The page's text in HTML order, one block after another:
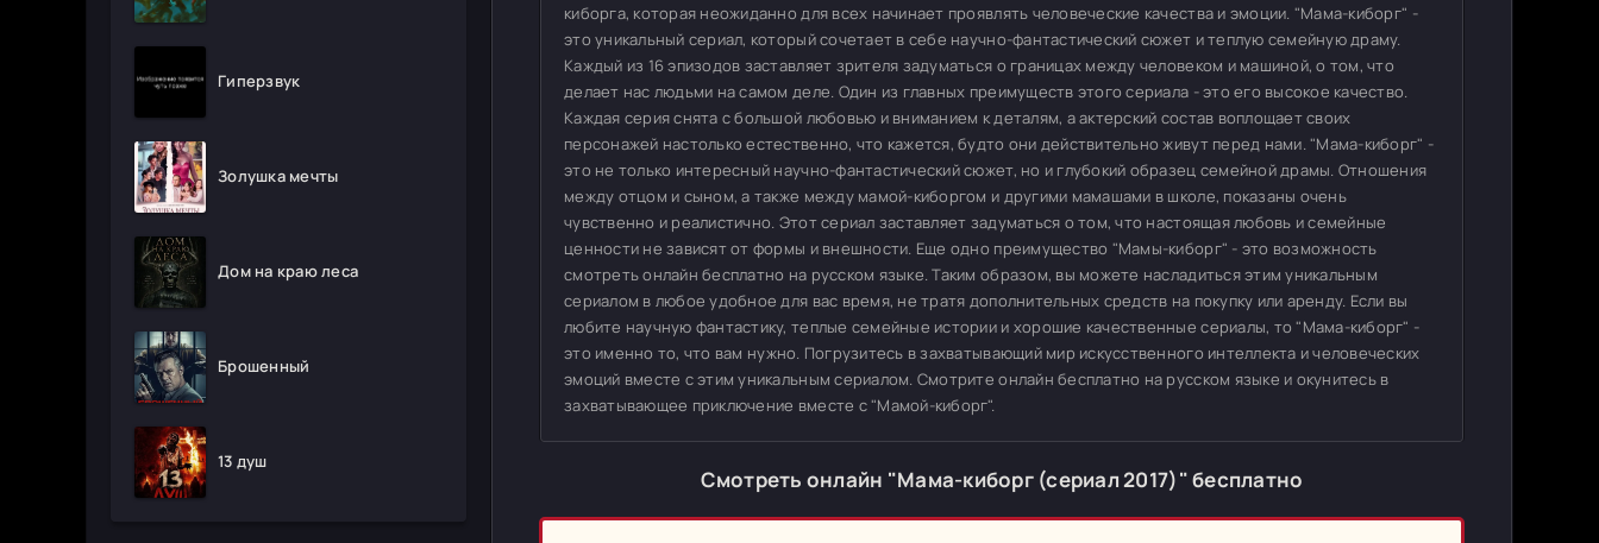
Гиперзвук
Золушка мечты
Дом на краю леса
Брошенный
13 душ
киборга, которая неожиданно для всех начинает проявлять человеческие качества и эмоции. "Мама-киборг" -
это уникальный сериал, который сочетает в себе научно-фантастический сюжет и теплую семейную драму.
Каждый из 16 эпизодов заставляет зрителя задуматься о границах между человеком и машиной, о том, что
делает нас людьми на самом деле. Один из главных преимуществ этого сериала - это его высокое качество.
Каждая серия снята с большой любовью и вниманием к деталям, а актерский состав воплощает своих
персонажей настолько естественно, что кажется, будто они действительно живут перед нами. "Мама-киборг" -
это не только интересный научно-фантастический сюжет, но и глубокий образец семейной драмы. Отношения
между отцом и сыном, а также между мамой-киборгом и другими мамашами в школе, показаны очень
чувственно и реалистично. Этот сериал заставляет задуматься о том, что настоящая любовь и семейные
ценности не зависят от формы и внешности. Еще одно преимущество "Мамы-киборг" - это возможность
смотреть онлайн бесплатно на русском языке. Таким образом, вы можете насладиться этим уникальным
сериалом в любое удобное для вас время, не тратя дополнительных средств на покупку или аренду. Если вы
любите научную фантастику, теплые семейные истории и хорошие качественные сериалы, то "Мама-киборг" -
это именно то, что вам нужно. Погрузитесь в захватывающий мир искусственного интеллекта и человеческих
эмоций вместе с этим уникальным сериалом. Смотрите онлайн бесплатно на русском языке и окунитесь в
захватывающее приключение вместе с "Мамой-киборг".
Смотреть онлайн "Мама-киборг (сериал 2017)" бесплатно